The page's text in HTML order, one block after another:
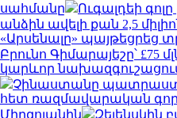
սահմանը
Ուգալդեի
անձին ավելի քան 2,5
«Արսենալը» պայթեցրեց
Բրունո Գիմարայեշը՝ £75
կարևոր
Չինաստանը պատրաստ
հետ ռազմավարական
Միրզոյանին
Զելենսկին